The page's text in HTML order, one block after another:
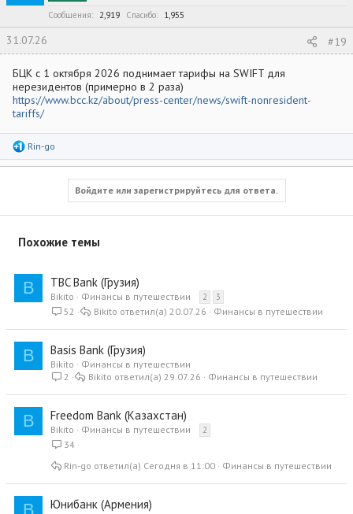
Сообщения
2,919 Спасибо 1,955
31.07.26 #19
БЦК с 1 октября 2026 поднимает тарифы на SWIFT для
нерезидентов (примерно в 2 раза)
https://www.bcc.kz/about/press-center/news/swift-nonresident-
tariffs/
Р
а
Rin-go
Войдите или зарегистрируйтесь для ответа.
Похожие темы
B TBC Bank (Грузия)
Bikito Финансы в путешествии 2 3
52 Финансы в путешествии
20.07.26
Bikito
B Basis Bank (Грузия)
Bikito
Финансы в путешествии
2
Финансы в путешествии
29.07.26
Bikito
B Freedom Bank (Казахстан)
Bikito Финансы в путешествии 2
34
Финансы в путешествии
Сегодня в 11:00
Rin-go
B Юнибанк (Армения)